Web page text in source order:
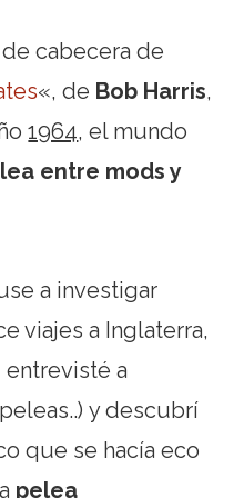
cabecera de
«, de Bob Harris,
1964, el mundo
entre mods y
a investigar
viajes a Inglaterra,
a
y descubrí
que se hacía eco
pelea